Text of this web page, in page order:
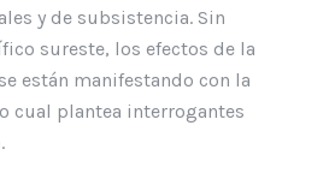
y de subsistencia. Sin
sureste, los efectos de la
están manifestando con la
cual plantea interrogantes